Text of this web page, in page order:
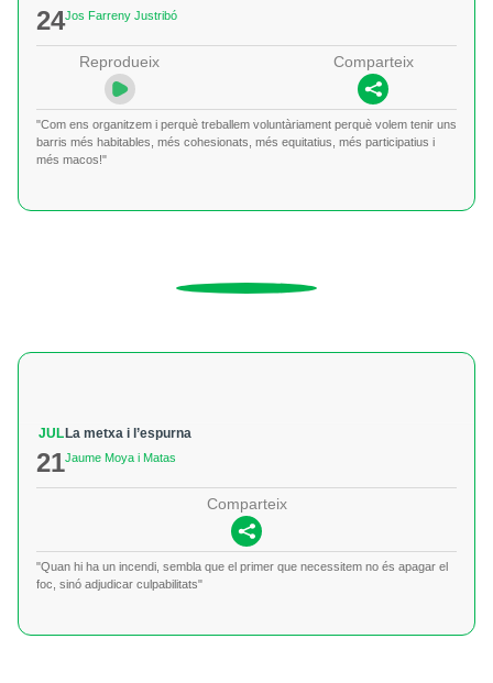
24Jos Farreny Justribó
Reprodueix Comparteix
"Com ens organitzem i perquè treballem voluntàriament perquè volem tenir uns
barris més habitables, més cohesionats, més equitatius, més participatius i
més macos!"
JUL
21
La metxa i l’espurna
Jaume Moya i Matas
Comparteix
"Quan hi ha un incendi, sembla que el primer que necessitem no és apagar el
foc, sinó adjudicar culpabilitats"